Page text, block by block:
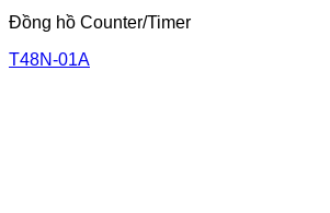
Đồng hồ Counter/Timer
T48N-01A